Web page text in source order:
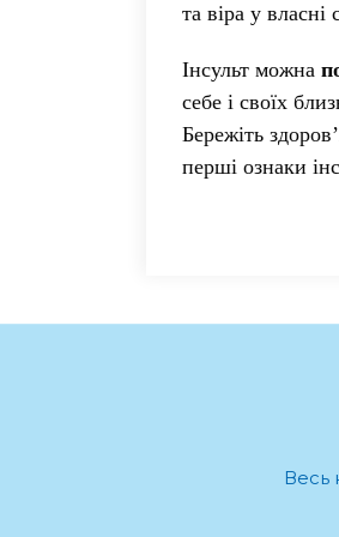
та віра у
Інсульт можна
себе і своїх
Бережіть
перші ознаки
Весь